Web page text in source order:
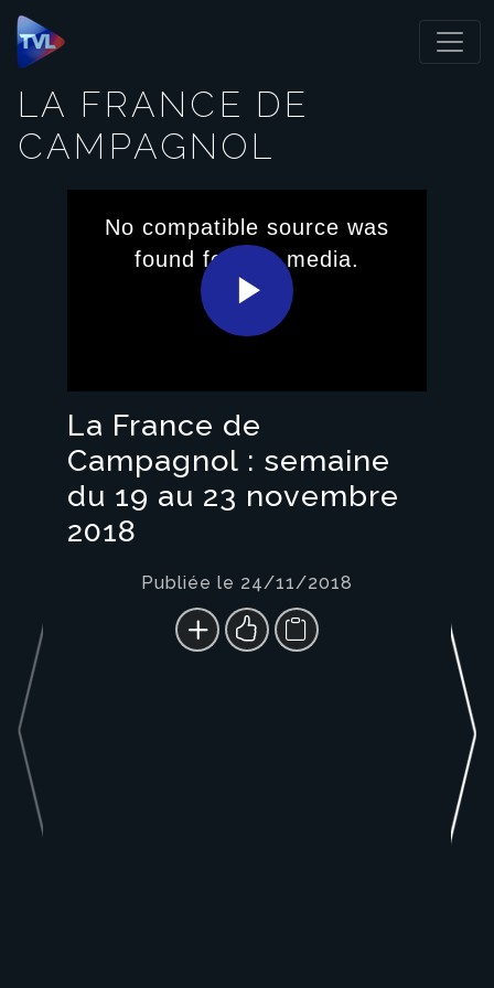
Panneau de gestion des cookies
LA FRANCE DE
CAMPAGNOL
Play
Video
No compatible source was
found for this media.
La France de
Campagnol : semaine
du 19 au 23 novembre
2018
Publiée le 24/11/2018